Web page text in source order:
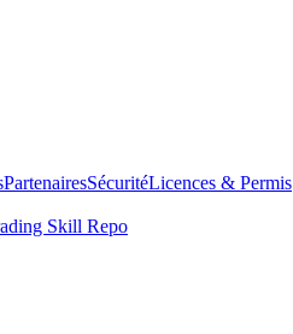
PartenairesSécuritéLicences & Permis
Skill Repo